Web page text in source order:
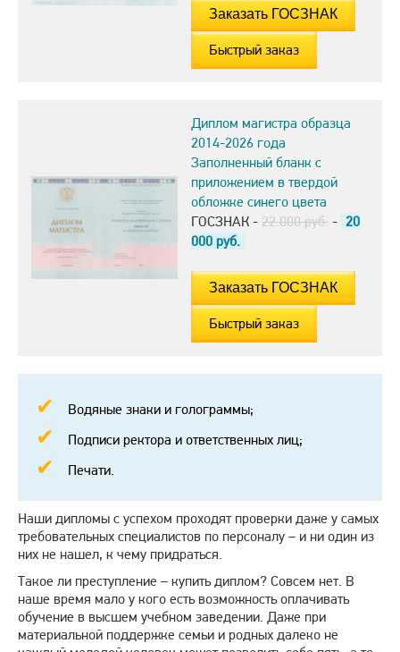
Быстрый заказ
Диплом магистра образца
2014-2026 года
Заполненный бланк с
приложением в твердой
обложке синего цвета
ГОСЗНАК - 22.000 руб. - 20
000 руб.
Быстрый заказ
Водяные знаки и голограммы;
Подписи ректора и ответственных лиц;
Печати.
Наши дипломы с успехом проходят проверки даже у самых
требовательных специалистов по персоналу – и ни один из
них не нашел, к чему придраться.
Такое ли преступление – купить диплом? Совсем нет. В
наше время мало у кого есть возможность оплачивать
обучение в высшем учебном заведении. Даже при
материальной поддержке семьи и родных далеко не